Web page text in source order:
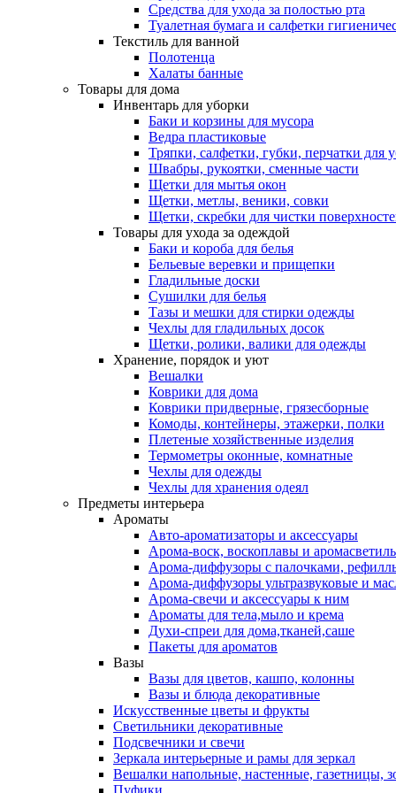
Средства для ухода за полостью рта
Туалетная бумага и салфетки
Текстиль для ванной
Полотенца
Халаты банные
Товары для дома
Инвентарь для уборки
Баки и корзины для мусора
Ведра пластиковые
Тряпки, салфетки, губки, перчатки для
Швабры, рукоятки, сменные части
Щетки для мытья окон
Щетки, метлы, веники, совки
Щетки, скребки для чистки
Товары для ухода за одеждой
Баки и короба для белья
Бельевые веревки и прищепки
Гладильные доски
Сушилки для белья
Тазы и мешки для стирки одежды
Чехлы для гладильных досок
Щетки, ролики, валики для одежды
Хранение, порядок и уют
Вешалки
Коврики для дома
Коврики придверные, грязесборные
Комоды, контейнеры, этажерки, полки
Плетеные хозяйственные изделия
Термометры оконные, комнатные
Чехлы для одежды
Чехлы для хранения одеял
Предметы интерьера
Ароматы
Авто-ароматизаторы и аксессуары
Арома-воск, воскоплавы и
Арома-диффузоры с палочками,
Арома-диффузоры ультразвуковые и
Арома-свечи и аксессуары к ним
Ароматы для тела,мыло и крема
Духи-спреи для дома,тканей,саше
Пакеты для ароматов
Вазы
Вазы для цветов, кашпо, колонны
Вазы и блюда декоративные
Искусственные цветы и фрукты
Светильники декоративные
Подсвечники и свечи
Зеркала интерьерные и рамы для зеркал
Вешалки напольные, настенные, газетницы,
Пуфики